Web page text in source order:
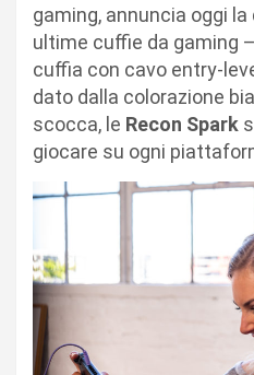
gaming, annuncia oggi
ultime cuffie da gaming
cuffia con cavo entry-
dato dalla colorazione
scocca, le Recon Spark
giocare su ogni